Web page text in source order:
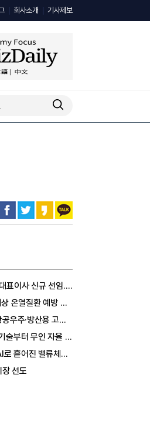
회사소개 기사제보
규 선임..."AI 전환 선도"
안전 실천 캠페인 실시
순도 가스 국제 인증 획득
무인 자율 굴착기까지
어진 밸류체인 연결
선도